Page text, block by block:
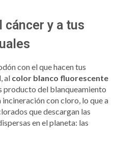
cáncer y a tus
con el que hacen tus
al color blanco fluorescente
producto del blanqueamiento
con cloro, lo que a
que descargan las
en el planeta: las